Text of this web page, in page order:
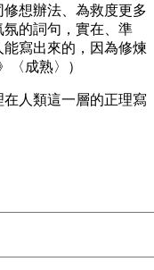
想辦法、為救度更多
的詞句，實在、準
寫出來的，因為修煉
〈成熟〉）
人類這一層的正理寫